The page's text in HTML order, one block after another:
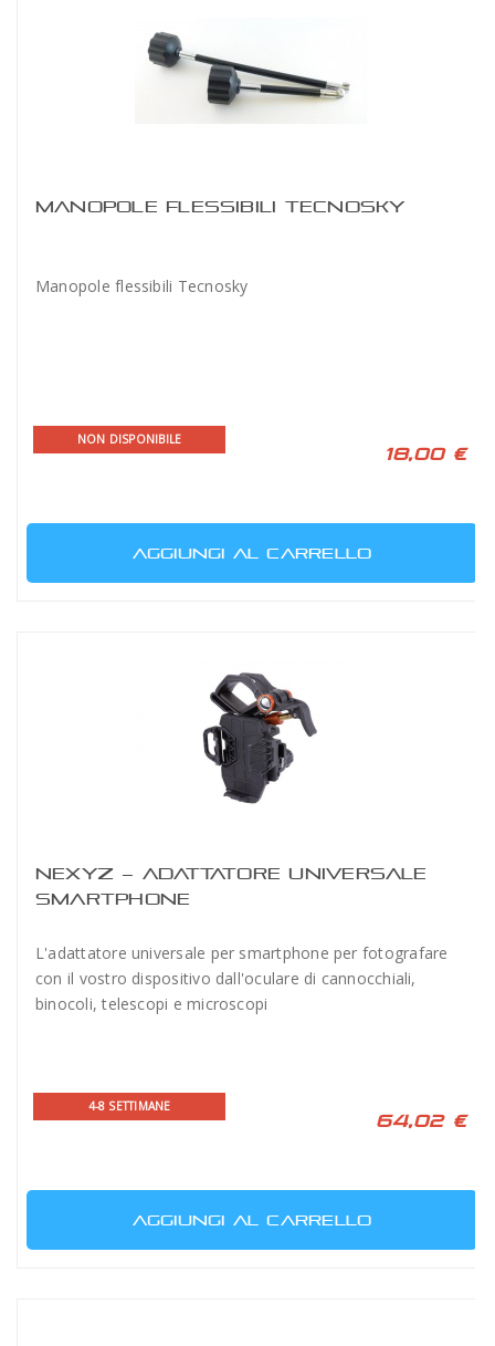
MANOPOLE FLESSIBILI TECNOSKY
Manopole flessibili Tecnosky
NON DISPONIBILE
18,00 €
AGGIUNGI AL CARRELLO
NEXYZ – ADATTATORE UNIVERSALE
SMARTPHONE
L'adattatore universale per smartphone per fotografare
con il vostro dispositivo dall'oculare di cannocchiali,
binocoli, telescopi e microscopi
4-8 SETTIMANE
64,02 €
AGGIUNGI AL CARRELLO